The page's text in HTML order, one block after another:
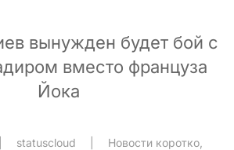
вынужден будет бой с
вместо француза
Йока
statuscloud Новости коротко,